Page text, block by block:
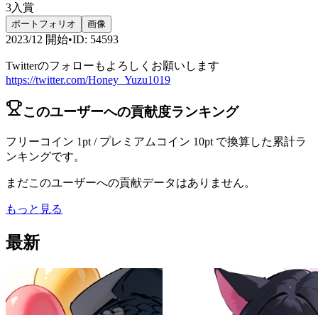
3入賞
ポートフォリオ 画像
2023/12 開始•ID: 54593
Twitterのフォローもよろしくお願いします
https://twitter.com/Honey_Yuzu1019
このユーザーへの貢献度ランキング
フリーコイン 1pt / プレミアムコイン 10pt で換算した累計ラ
ンキングです。
まだこのユーザーへの貢献データはありません。
もっと見る
最新